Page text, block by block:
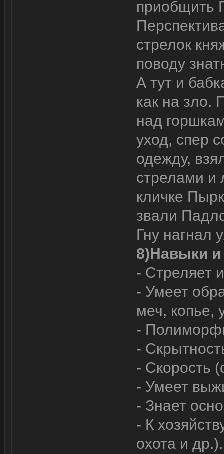
приобщить
стрелок
поводу
А тут и
как на зло.
над
уход, спер
одежду,
стрелами и
кличке
звали
Гну нагнал
8)Навыки
- Стреляет
- Умеет
меч, копье,
-
-
- Скорость
- Умеет
- Знает
- К
охота и др.).